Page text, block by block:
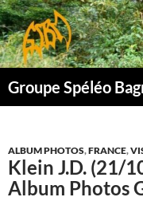
Aller
au
contenu
Groupe Spéléo
ALBUM PHOTOS,FRANCE,
Klein J.D. (21/
Album Photos